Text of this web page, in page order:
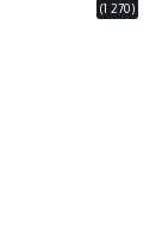
(1 270)